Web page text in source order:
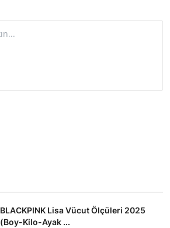
BLACKPINK Lisa Vücut Ölçüleri 2025
(Boy-Kilo-Ayak ...